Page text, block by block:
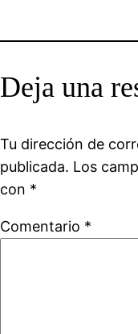
Deja una
Tu dirección de
publicada. Los
con *
Comentario *